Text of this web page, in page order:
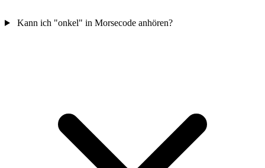
Kann ich "onkel" in Morsecode anhören?